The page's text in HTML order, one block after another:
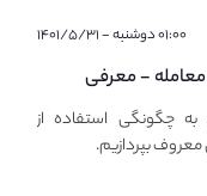
۰۱:۰۰ دوشنبه - ۱۴۰۱/۵/۳۱
- معرفی
چگونگی استفاده از
معروف بپردازیم.